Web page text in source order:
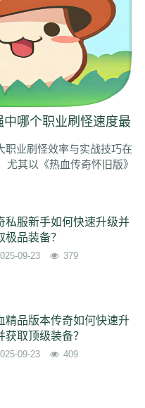
哪个职业刷怪速度最
业刷怪效率与实战技巧在
其以《热血传奇怀旧版》
私服新手如何快速升级并
极品装备？
09-23 379
精品版本传奇如何快速升
获取顶级装备？
09-23 409